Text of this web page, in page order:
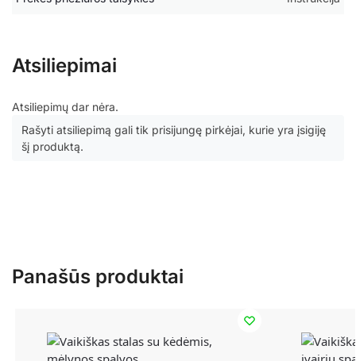
Atsiliepimai
Atsiliepimų dar nėra.
Rašyti atsiliepimą gali tik prisijungę pirkėjai, kurie yra įsigiję
šį produktą.
Panašūs produktai